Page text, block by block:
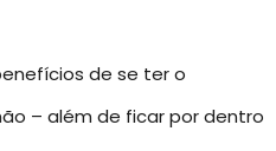
de se ter o
– além de ficar por dentro